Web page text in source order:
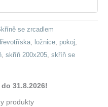
se zrcadlem
, ložnice, pokoj,
, skříň 200x205, skříň se
31.8.2026!
produkty